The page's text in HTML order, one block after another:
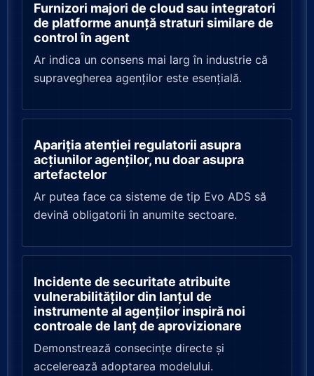
Furnizori majori de cloud sau integratori
de platforme anunță straturi similare de
control în agent
Ar indica un consens mai larg în industrie că
supravegherea agenților este esențială.
Apariția atenției regulatorii asupra
acțiunilor agenților, nu doar asupra
artefactelor
Ar putea face ca sisteme de tip Evo ADS să
devină obligatorii în anumite sectoare.
Incidente de securitate atribuite
vulnerabilităților din lanțul de
instrumente al agenților inspiră noi
controale de lanț de aprovizionare
Demonstrează consecințe directe și
accelerează adoptarea modelului.